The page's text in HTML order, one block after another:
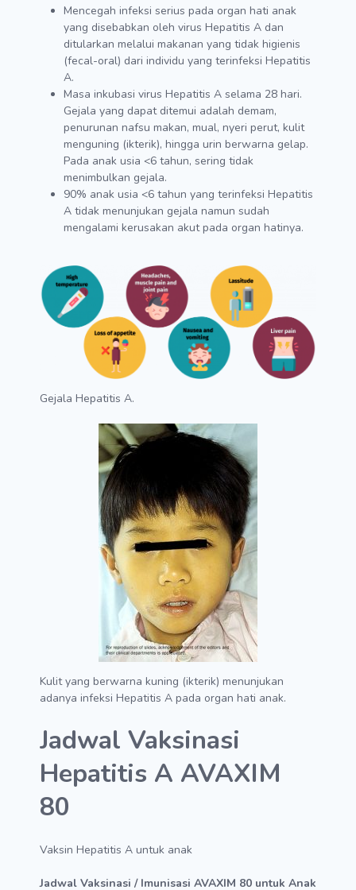
Mencegah infeksi serius pada organ hati anak
yang disebabkan oleh virus Hepatitis A dan
ditularkan melalui makanan yang tidak higienis
(fecal-oral) dari individu yang terinfeksi Hepatitis
A.
Masa inkubasi virus Hepatitis A selama 28 hari.
Gejala yang dapat ditemui adalah demam,
penurunan nafsu makan, mual, nyeri perut, kulit
menguning (ikterik), hingga urin berwarna gelap.
Pada anak usia <6 tahun, sering tidak
menimbulkan gejala.
90% anak usia <6 tahun yang terinfeksi Hepatitis
A tidak menunjukan gejala namun sudah
mengalami kerusakan akut pada organ hatinya.
Gejala Hepatitis A.
Kulit yang berwarna kuning (ikterik) menunjukan
adanya infeksi Hepatitis A pada organ hati anak.
Jadwal Vaksinasi
Hepatitis A AVAXIM
80
Vaksin Hepatitis A untuk anak
Jadwal Vaksinasi / Imunisasi AVAXIM 80 untuk Anak